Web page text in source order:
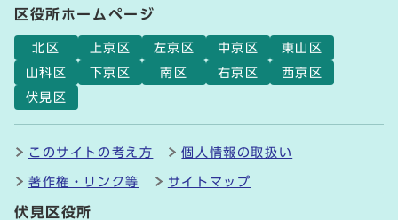
区役所ホームページ
北区 上京区 左京区 中京区
東山区
山科区
下京区 南区 右京区
西京区
伏見区
このサイトの考え方 個人情報の取扱い
著作権・リンク等 サイトマップ
伏見区役所